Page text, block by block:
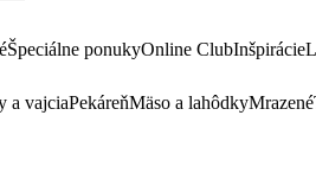
Špeciálne ponukyOnline ClubInšpirácie
a vajciaPekáreňMäso a lahôdkyMrazené